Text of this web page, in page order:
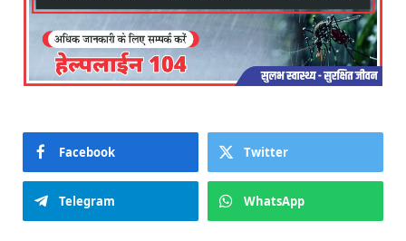
Facebook Twitter
Telegram WhatsApp